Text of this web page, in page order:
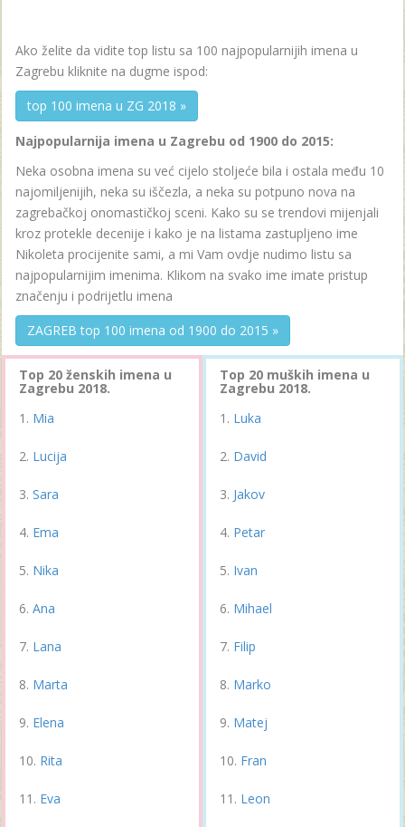
Ako želite da vidite top listu sa 100 najpopularnijih imena u
Zagrebu kliknite na dugme ispod:
top 100 imena u ZG 2018 »
Najpopularnija imena u Zagrebu od 1900 do 2015:
Neka osobna imena su već cijelo stoljeće bila i ostala među 10
najomiljenijih, neka su iščezla, a neka su potpuno nova na
zagrebačkoj onomastičkoj sceni. Kako su se trendovi mijenjali
kroz protekle decenije i kako je na listama zastupljeno ime
Nikoleta procijenite sami, a mi Vam ovdje nudimo listu sa
najpopularnijim imenima. Klikom na svako ime imate pristup
značenju i podrijetlu imena
ZAGREB top 100 imena od 1900 do 2015 »
Top 20 ženskih imena u
Zagrebu 2018.
Mia
Lucija
Sara
Ema
Nika
Ana
Lana
Marta
Elena
Rita
Eva
Top 20 muških imena u
Zagrebu 2018.
Luka
David
Jakov
Petar
Ivan
Mihael
Filip
Marko
Matej
Fran
Leon